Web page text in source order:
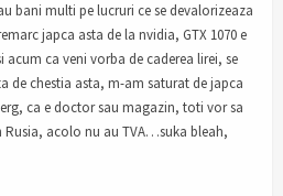
bani multi pe lucruri ce se devalorizeaza
japca asta de la nvidia, GTX 1070 e
acum ca veni vorba de caderea lirei, se
de chestia asta, m-am saturat de japca
ca e doctor sau magazin, toti vor sa
acolo nu au TVA…suka bleah,